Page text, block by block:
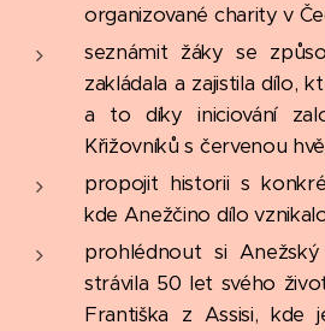
organizované charity v
seznámit žáky se
zakládala a zajistila dílo,
a to díky iniciování
Křižovníků s červenou
propojit historii s
kde Anežčino dílo
prohlédnout si
strávila 50 let svého
Františka z Assisi, kde